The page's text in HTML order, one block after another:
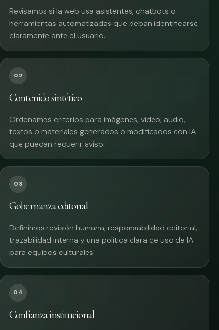
Revisamos si la web usa asistentes, chatbots o
herramientas automatizadas que deban identificarse
claramente ante el usuario.
02
Contenido sintético
Ordenamos criterios para imágenes, vídeo, audio,
textos o materiales generados o modificados con IA
que puedan requerir aviso.
03
Gobernanza editorial
Definimos revisión humana, responsabilidad editorial,
trazabilidad interna y una política clara de uso de IA
para equipos culturales.
04
Confianza institucional